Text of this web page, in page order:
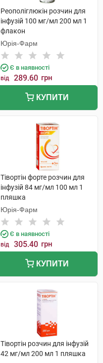
Реополіглюкін розчин для
інфузій 100 мг/мл 200 мл 1
флакон
Юрія-Фарм
Є в наявності
від 289.60 грн
КУПИТИ
Тівортін форте розчин для
інфузій 84 мг/мл 100 мл 1
пляшка
Юрія-Фарм
Є в наявності
від 305.40 грн
КУПИТИ
Тівортін розчин для інфузій
42 мг/мл 200 мл 1 пляшка